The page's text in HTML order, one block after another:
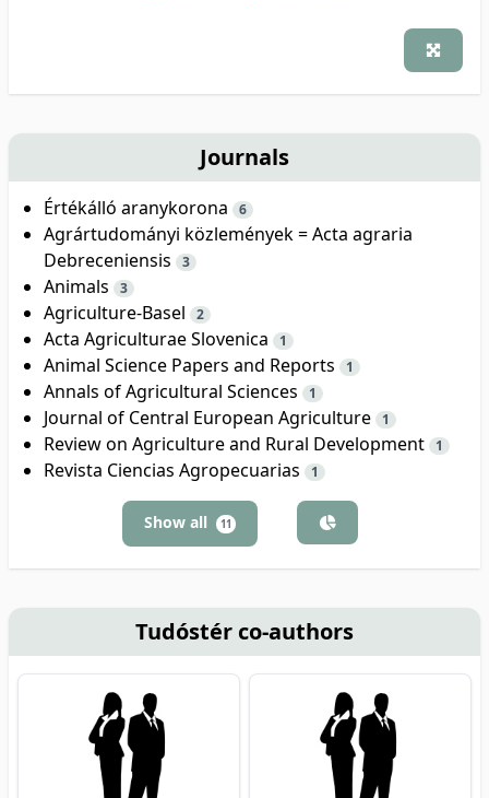
Journals
Értékálló aranykorona 6
Agrártudományi közlemények = Acta agraria
Debreceniensis
3
Animals 3
Agriculture-Basel 2
Acta Agriculturae Slovenica 1
Animal Science Papers and Reports 1
Annals of Agricultural Sciences 1
Journal of Central European Agriculture 1
Review on Agriculture and Rural Development 1
Revista Ciencias Agropecuarias 1
Show all 11
Tudóstér co-authors